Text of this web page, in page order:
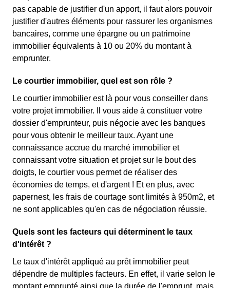
pas capable de justifier d'un apport, il faut alors pouvoir
justifier d'autres éléments pour rassurer les organismes
bancaires, comme une épargne ou un patrimoine
immobilier équivalents à 10 ou 20% du montant à
emprunter.
Le courtier immobilier, quel est son rôle ?
Le courtier immobilier est là pour vous conseiller dans
votre projet immobilier. Il vous aide à constituer votre
dossier d'emprunteur, puis négocie avec les banques
pour vous obtenir le meilleur taux. Ayant une
connaissance accrue du marché immobilier et
connaissant votre situation et projet sur le bout des
doigts, le courtier vous permet de réaliser des
économies de temps, et d'argent ! Et en plus, avec
papernest, les frais de courtage sont limités à 950m2, et
ne sont applicables qu'en cas de négociation réussie.
Quels sont les facteurs qui déterminent le taux
d'intérêt ?
Le taux d'intérêt appliqué au prêt immobilier peut
dépendre de multiples facteurs. En effet, il varie selon le
montant emprunté ainsi que la durée de l'emprunt, mais